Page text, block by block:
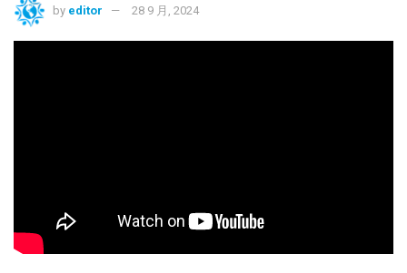
by editor 28 9 月, 2024